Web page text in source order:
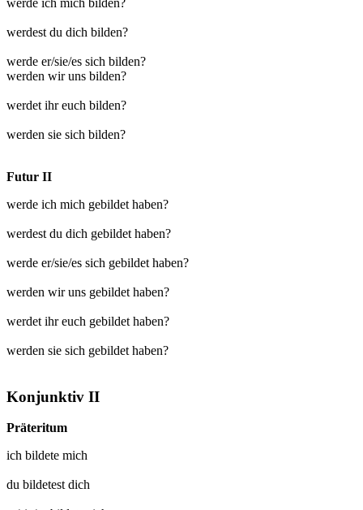
werde ich mich bilden?
werdest du dich bilden?
werde er/sie/es sich bilden?
werden wir uns bilden?
werdet ihr euch bilden?
werden sie sich bilden?
Futur II
werde ich mich gebildet haben?
werdest du dich gebildet haben?
werde er/sie/es sich gebildet haben?
werden wir uns gebildet haben?
werdet ihr euch gebildet haben?
werden sie sich gebildet haben?
Konjunktiv II
Präteritum
ich bildete mich
du bildetest dich